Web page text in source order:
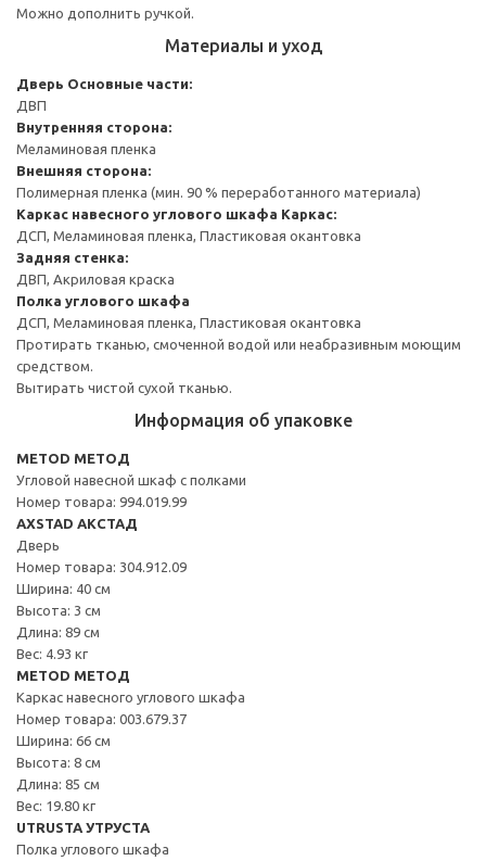
Можно дополнить ручкой.
Материалы и уход
Дверь Основные части:
ДВП
Внутренняя сторона:
Меламиновая пленка
Внешняя сторона:
Полимерная пленка (мин. 90 % переработанного материала)
Каркас навесного углового шкафа Каркас:
ДСП, Меламиновая пленка, Пластиковая окантовка
Задняя стенка:
ДВП, Акриловая краска
Полка углового шкафа
ДСП, Меламиновая пленка, Пластиковая окантовка
Протирать тканью, смоченной водой или неабразивным моющим
средством.
Вытирать чистой сухой тканью.
Информация об упаковке
METOD МЕТОД
Угловой навесной шкаф с полками
Номер товара: 994.019.99
AXSTAD АКСТАД
Дверь
Номер товара: 304.912.09
Ширина: 40 см
Высота: 3 см
Длина: 89 см
Вес: 4.93 кг
METOD МЕТОД
Каркас навесного углового шкафа
Номер товара: 003.679.37
Ширина: 66 см
Высота: 8 см
Длина: 85 см
Вес: 19.80 кг
UTRUSTA УТРУСТА
Полка углового шкафа